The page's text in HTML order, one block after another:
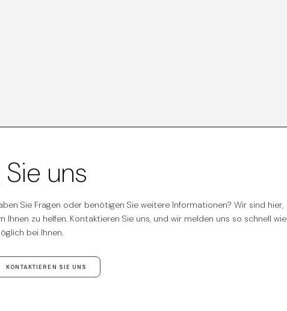
uns
Sie Fragen oder benötigen Sie weitere Informationen? Wir sind hier,
Ihnen zu helfen. Kontaktieren Sie uns, und wir melden uns so schnell wie
bei Ihnen.
KONTAKTIEREN SIE UNS